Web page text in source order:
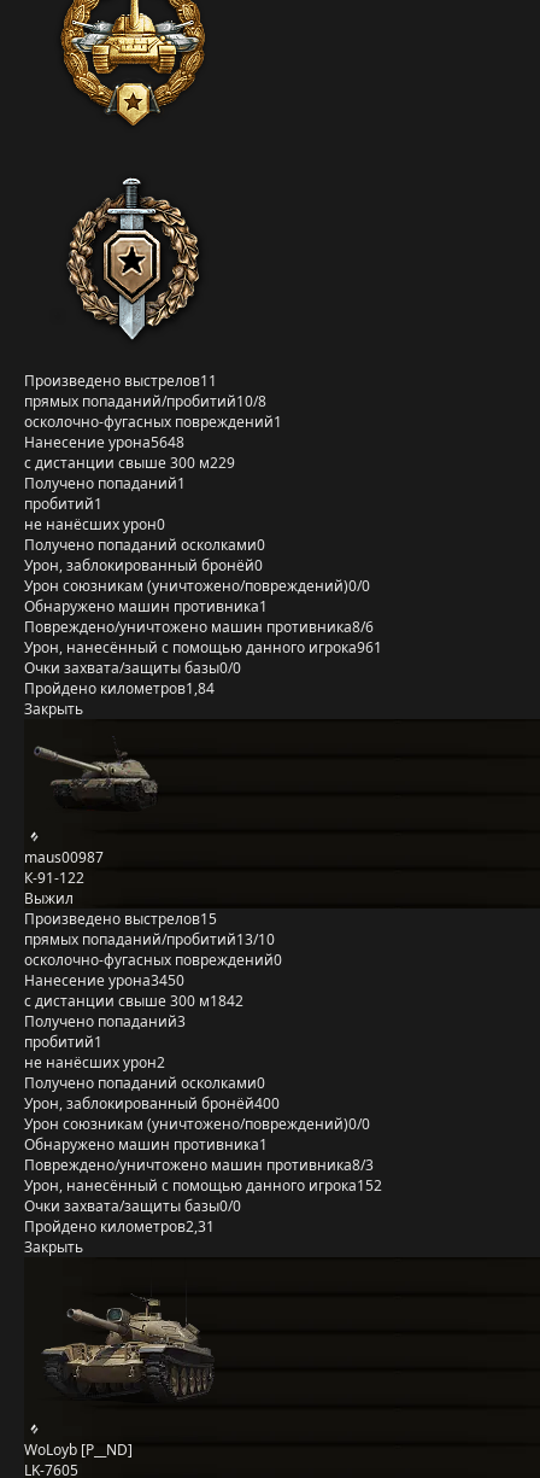
Произведено выстрелов11
прямых попаданий/пробитий10/8
осколочно-фугасных повреждений1
Нанесение урона5648
с дистанции свыше 300 м229
Получено попаданий1
пробитий1
не нанёсших урон0
Получено попаданий осколками0
Урон, заблокированный бронёй0
Урон союзникам (уничтожено/повреждений)0/0
Обнаружено машин противника1
Повреждено/уничтожено машин противника8/6
Урон, нанесённый с помощью данного игрока961
Очки захвата/защиты базы0/0
Пройдено километров1,84
Закрыть
maus00987
К-91-122
Выжил
Произведено выстрелов15
прямых попаданий/пробитий13/10
осколочно-фугасных повреждений0
Нанесение урона3450
с дистанции свыше 300 м1842
Получено попаданий3
пробитий1
не нанёсших урон2
Получено попаданий осколками0
Урон, заблокированный бронёй400
Урон союзникам (уничтожено/повреждений)0/0
Обнаружено машин противника1
Повреждено/уничтожено машин противника8/3
Урон, нанесённый с помощью данного игрока152
Очки захвата/защиты базы0/0
Пройдено километров2,31
Закрыть
WoLoyb [P__ND]
LK-7605